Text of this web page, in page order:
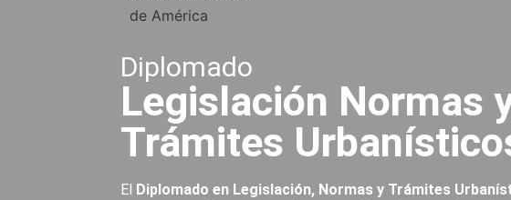
Diplomado
Legislación Normas
Trámites
El Diplomado en Legislación, Normas y Trámites